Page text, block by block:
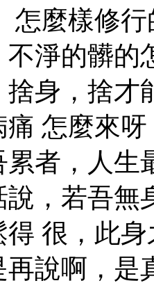
怎麼樣修
不淨的髒的
身，捨才
痛 怎麼來
者，人生
，若吾無
很，此
再說啊，是